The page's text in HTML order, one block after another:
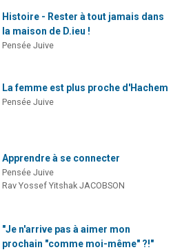
Histoire - Rester à tout jamais dans
la maison de D.ieu !
Pensée Juive
La femme est plus proche d'Hachem
Pensée Juive
Apprendre à se connecter
Pensée Juive
Rav Yossef Yitshak JACOBSON
"Je n'arrive pas à aimer mon
prochain "comme moi-même" ?!"